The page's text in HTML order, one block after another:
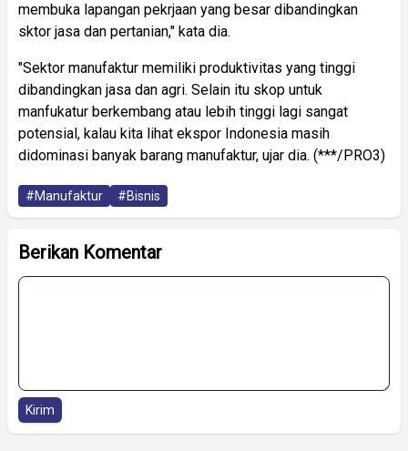
membuka lapangan pekrjaan yang besar dibandingkan
sktor jasa dan pertanian," kata dia.
"Sektor manufaktur memiliki produktivitas yang tinggi
dibandingkan jasa dan agri. Selain itu skop untuk
manfukatur berkembang atau lebih tinggi lagi sangat
potensial, kalau kita lihat ekspor Indonesia masih
didominasi banyak barang manufaktur, ujar dia. (***/PRO3)
#Manufaktur #Bisnis
Berikan Komentar
Kirim